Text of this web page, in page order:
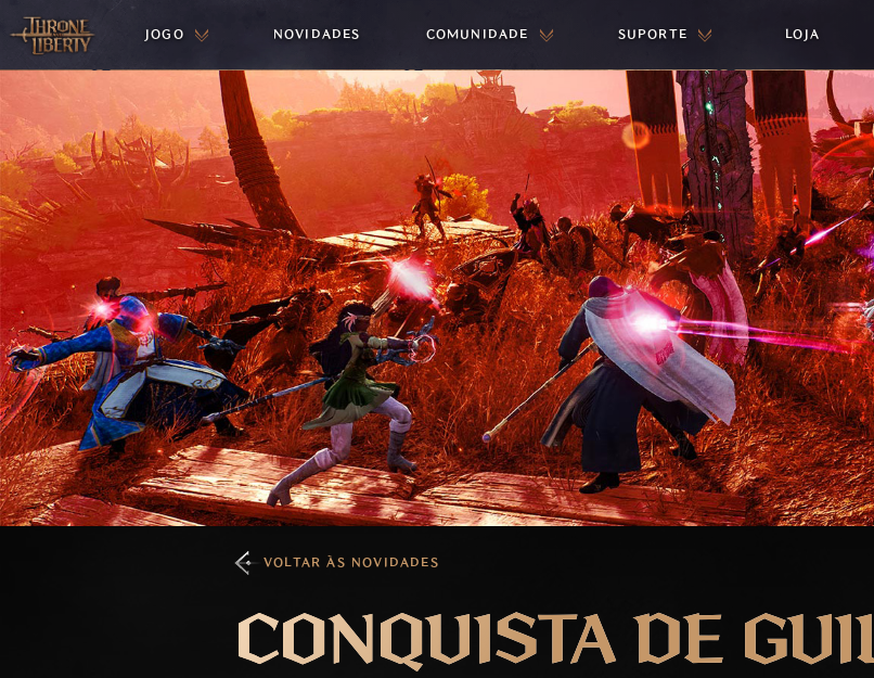
JOGO NOVIDADES COMUNIDADE SUPORTE LOJA
VOLTAR ÀS NOVIDADES
CONQUISTA DE